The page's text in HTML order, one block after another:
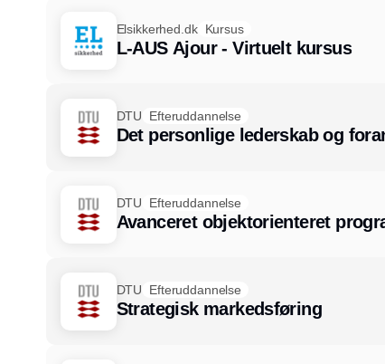
Elsikkerhed.dk Kursus
L-AUS Ajour - Virtuelt kursus
DTU Efteruddannelse
Det personlige lederskab og
DTU Efteruddannelse
Avanceret objektorienteret
DTU Efteruddannelse
Strategisk markedsføring